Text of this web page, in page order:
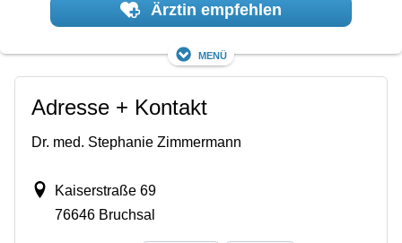
Ärztin empfehlen
Menü
Adresse + Kontakt
Dr. med. Stephanie Zimmermann
Kaiserstraße 69
76646 Bruchsal